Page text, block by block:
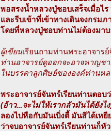
พอสรงน้ำหลวงปู่ชอบเสร็จเมื่อไ
และรีบเข้าที่เข้าทางเดินจงกรม
โดยที่หลวงปู่ชอบท่านไม่ต้องมาบ
ผู้เขียนเรียนถามท่านพระอาจารย์
ท่านอาจารย์ดูออกจะอาจหาญช
ในบรรดาลูกศิษย์ขององค์ท่านห
พระอาจารย์จันทร์เรียนท่านตอบ
(อ้าว...จะไม่ให้เรากลัวมันได้ยังไ
ลองไปหือกับมันเบิ่งตี้ มันสิได้เหยี
ว่าจบอาจารย์จันทร์เรียนท่านก็หั